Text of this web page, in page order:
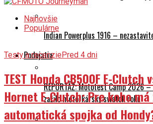
Indian Powerplus 1916 –
Podujatia
REPORTÁŽ: Mototest Camp 2026
zažilo motorkársky sviatok roku
Najnovšie
Populárne
Testy a recenziePred 4 dni
TEST Honda CB500F E-Clutch
Hornet E-Clutch: Pre koho
automatická spojka od